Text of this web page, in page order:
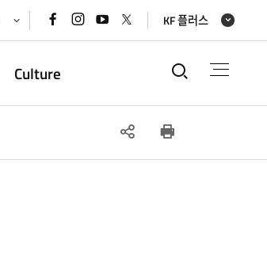
페이스북
바로가기
인스타그램
바로가기
유튜브
바로가기
x(트위터)
바로가기
KF 플러스
Culture 통합검
SNS